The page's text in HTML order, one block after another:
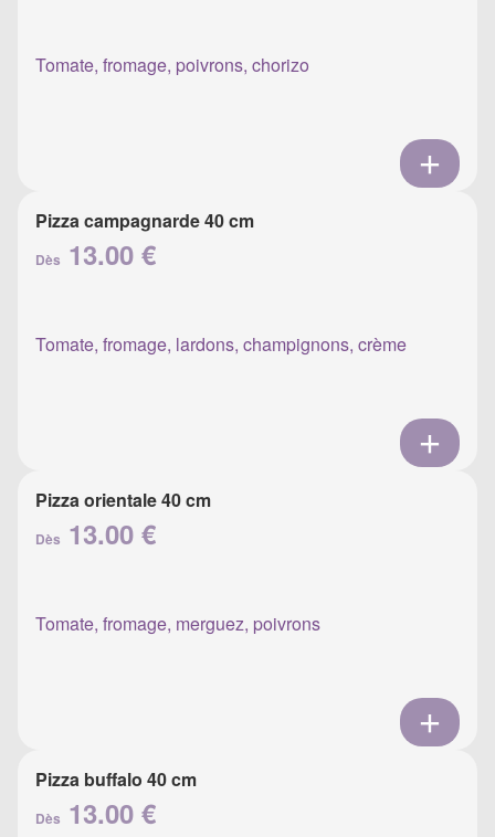
Tomate, fromage, poivrons, chorizo
Pizza campagnarde 40 cm
Dès 13.00 €
Tomate, fromage, lardons, champignons, crème
Pizza orientale 40 cm
Dès 13.00 €
Tomate, fromage, merguez, poivrons
Pizza buffalo 40 cm
Dès 13.00 €